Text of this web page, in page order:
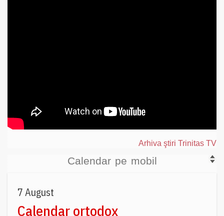
Arhiva ştiri Trinitas TV
Calendar pe mobil
7 August
Calendar ortodox